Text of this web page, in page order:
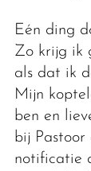
Eén ding
Zo krijg ik
als dat ik
Mijn
ben en
bij
notificatie